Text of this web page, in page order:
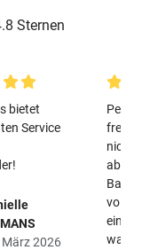
Sternen
bietet
Service
März 2026
nicht
aber
voll
eine
was